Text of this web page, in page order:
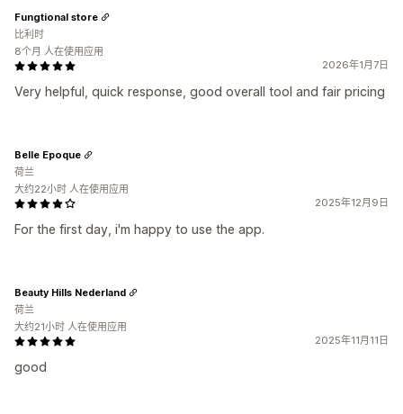
2026年1月7日
Very helpful, quick response, good overall tool and fair pricing
Fungtional store
比利时
8个月 人在使用应用
2025年12月9日
For the first day, i'm happy to use the app.
Belle Epoque
荷兰
大约22小时 人在使用应用
2025年11月11日
good
Beauty Hills Nederland
荷兰
大约21小时 人在使用应用